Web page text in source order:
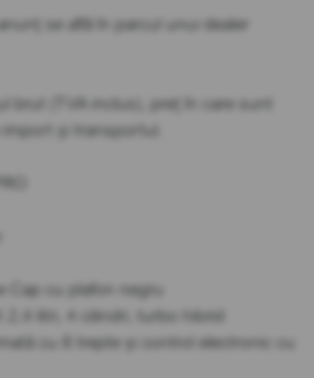
se află în parcul unui dealer
brut (TVA inclus), preț în care sunt
și transportul.
Cap cu plafon negru
2,4 litri, 4 cilindri, turbo hibrid
cu 8 trepte și control electronic cu